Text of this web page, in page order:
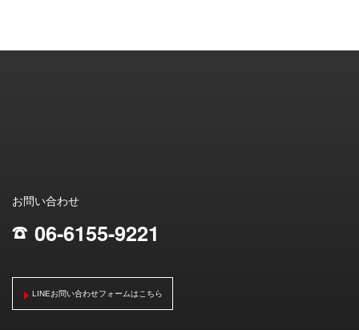
お問い合わせ
; 06-6155-9221
LINEお問い合わせフォームはこちら